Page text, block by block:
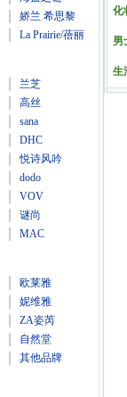
娇兰 希思黎
La Prairie/蓓丽
兰芝
高丝
sana
DHC
悦诗风吟
dodo
VOV
谜尚
MAC
欧莱雅
妮维雅
ZA姿芮
自然堂
其他品牌
化
男
生